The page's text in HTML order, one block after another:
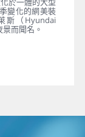
變化的網美裝
斯（Hyundai
而聞名。